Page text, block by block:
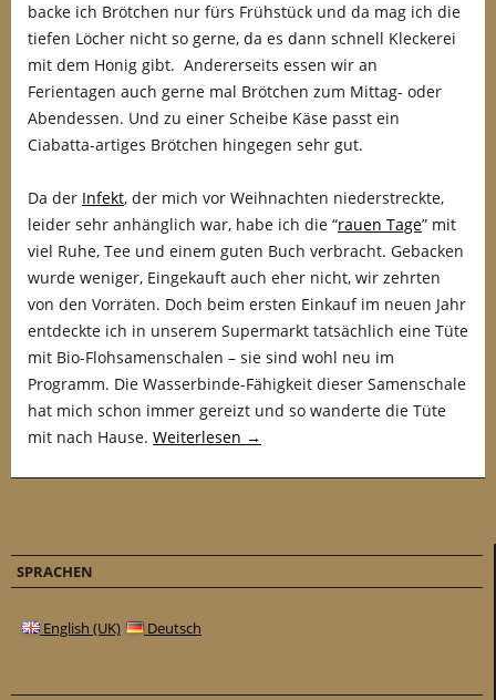
backe ich Brötchen nur fürs Frühstück und da mag ich die
tiefen Löcher nicht so gerne, da es dann schnell Kleckerei
mit dem Honig gibt. Andererseits essen wir an
Ferientagen auch gerne mal Brötchen zum Mittag- oder
Abendessen. Und zu einer Scheibe Käse passt ein
Ciabatta-artiges Brötchen hingegen sehr gut.
Da der Infekt, der mich vor Weihnachten niederstreckte,
leider sehr anhänglich war, habe ich die “rauen Tage” mit
viel Ruhe, Tee und einem guten Buch verbracht. Gebacken
wurde weniger, Eingekauft auch eher nicht, wir zehrten
von den Vorräten. Doch beim ersten Einkauf im neuen Jahr
entdeckte ich in unserem Supermarkt tatsächlich eine Tüte
mit Bio-Flohsamenschalen – sie sind wohl neu im
Programm. Die Wasserbinde-Fähigkeit dieser Samenschale
hat mich schon immer gereizt und so wanderte die Tüte
mit nach Hause. Weiterlesen →
SPRACHEN
English (UK) Deutsch